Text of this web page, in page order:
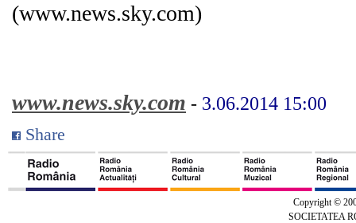
(www.news.sky.com)
www.news.sky.com - 3.06.2014 15:00
Share
Copyright ©
SOCIETATEA